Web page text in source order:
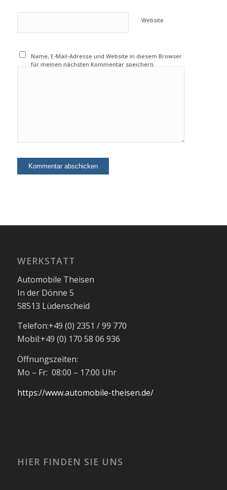
Website
Name, E-Mail-Adresse und Website in diesem Browser
für meinen nächsten Kommentar speichern.
WERKSTATT
Automobile Theisen
In der Dönne 5
58513 Lüdenscheid
Telefon:+49 (0) 2351 / 99 770
Mobil:+49 (0) 170 58 06 936
Öffnungszeiten:
Mo – Fr: 08:00 – 17:00 Uhr
https://www.automobile-theisen.de/
HIER FINDEN SIE UNS